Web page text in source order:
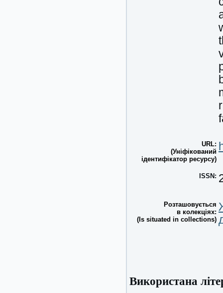
URL:
(Уніфікований
ідентифікатор ресурсу)
ISSN:
Розташовується
в колекціях:
(Is situated in collections)
Використана